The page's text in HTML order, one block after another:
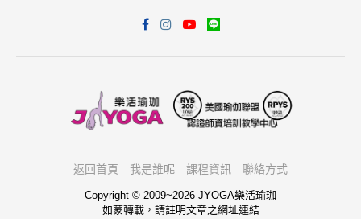
返回首頁 我是誰呢 課程資訊 聯絡方式
Copyright © 2009~2026 JYOGA樂活瑜珈
如蒙轉載，請註明文章之網址連結